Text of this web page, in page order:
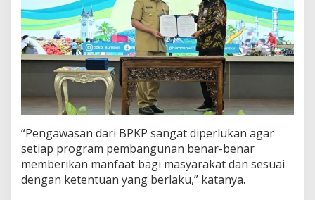
“Pengawasan dari BPKP sangat diperlukan agar
setiap program pembangunan benar-benar
memberikan manfaat bagi masyarakat dan sesuai
dengan ketentuan yang berlaku,” katanya.